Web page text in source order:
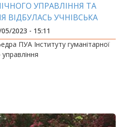
УПРАВЛІННЯ ТА
ВІДБУЛАСЬ УЧНІВСЬКА
2023 - 15:11
ПУА Інституту гуманітарної